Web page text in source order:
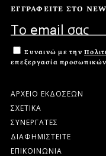
ΕΓΓΡΑΦΕΙΤΕ ΣΤΟ
Συναινώ με την
επεξεργασία
ΑΡΧΕΙΟ ΕΚΔΟΣΕΩΝ
ΣΧΕΤΙΚΑ
ΣΥΝΕΡΓΑΤΕΣ
ΔΙΑΦΗΜΙΣΤΕΙΤΕ
ΕΠΙΚΟΙΝΩΝΙΑ